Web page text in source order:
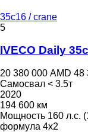
35c16 / crane
5
IVECO Daily
20 380 000 AMD 48
Самосвал < 3.5т
2020
194 600 км
Мощность 160 л.с.
формула 4x2